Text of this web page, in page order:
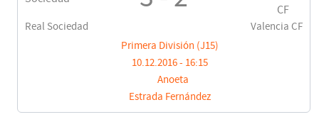
Real Sociedad
Valencia CF
Primera División (J15)
10.12.2016 - 16:15
Anoeta
Estrada Fernández